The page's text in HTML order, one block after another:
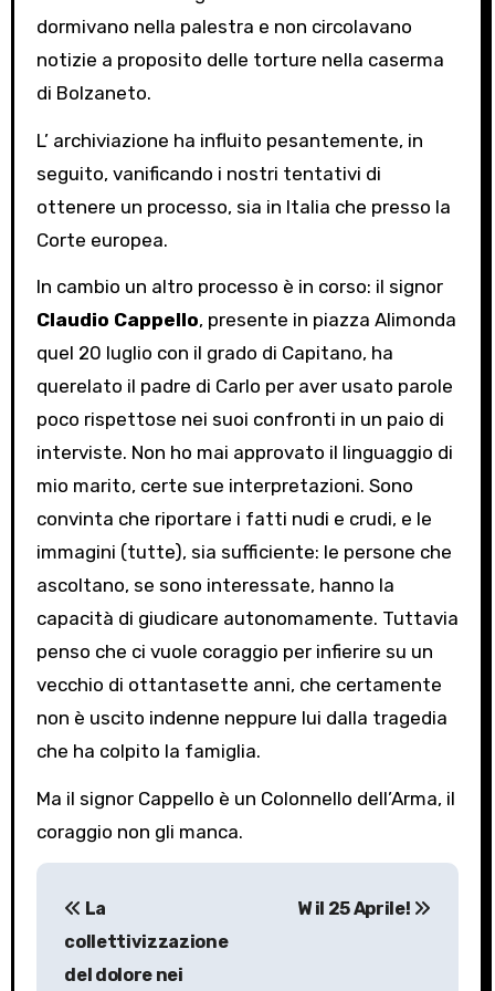
dormivano nella palestra e non circolavano
notizie a proposito delle torture nella caserma
di Bolzaneto.
L’ archiviazione ha influito pesantemente, in
seguito, vanificando i nostri tentativi di
ottenere un processo, sia in Italia che presso la
Corte europea.
In cambio un altro processo è in corso: il signor
Claudio Cappello, presente in piazza Alimonda
quel 20 luglio con il grado di Capitano, ha
querelato il padre di Carlo per aver usato parole
poco rispettose nei suoi confronti in un paio di
interviste. Non ho mai approvato il linguaggio di
mio marito, certe sue interpretazioni. Sono
convinta che riportare i fatti nudi e crudi, e le
immagini (tutte), sia sufficiente: le persone che
ascoltano, se sono interessate, hanno la
capacità di giudicare autonomamente. Tuttavia
penso che ci vuole coraggio per infierire su un
vecchio di ottantasette anni, che certamente
non è uscito indenne neppure lui dalla tragedia
che ha colpito la famiglia.
Ma il signor Cappello è un Colonnello dell’Arma, il
coraggio non gli manca.
P
La
collettivizzazione
del dolore nei
W il 25 Aprile!